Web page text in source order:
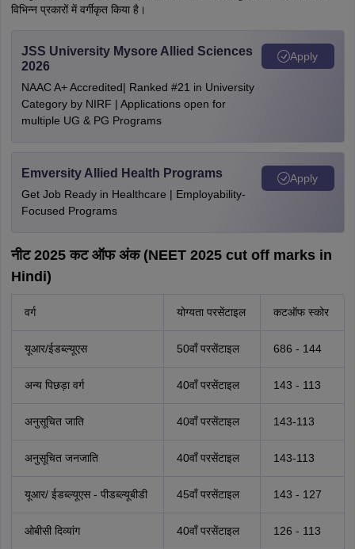
विभिन्न प्रकारों में वर्गीकृत किया है।
JSS University Mysore Allied Sciences
2026
NAAC A+ Accredited| Ranked #21 in University
Category by NIRF | Applications open for
multiple UG & PG Programs
Apply
Emversity Allied Health Programs
Get Job Ready in Healthcare | Employability-
Focused Programs
Apply
नीट 2025 कट ऑफ अंक (NEET 2025 cut off marks in
Hindi)
वर्ग योग्यता परसेंटाइल कटऑफ स्कोर
यूआर/ईडब्ल्यूएस 50वाँ परसेंटाइल 686 - 144
अन्य पिछड़ा वर्ग 40वाँ परसेंटाइल 143 - 113
अनुसूचित जाति 40वाँ परसेंटाइल 143-113
अनुसूचित जनजाति 40वाँ परसेंटाइल 143-113
यूआर/ ईडब्ल्यूएस - पीडब्ल्यूबीडी 45वाँ परसेंटाइल 143 - 127
ओबीसी दिव्यांग 40वाँ परसेंटाइल 126 - 113